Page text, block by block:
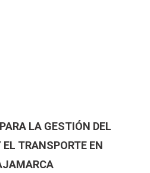
LA GESTIÓN DEL
TRANSPORTE EN